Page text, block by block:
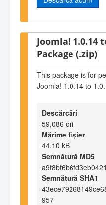
Joomla! 1.0.14
Package (.zip)
This package is for
Joomla! 1.0.14 to
Descărcări
59,086 ori
Mărime fișier
44.10 kB
Semnătură MD5
Semnătură SHA1
957